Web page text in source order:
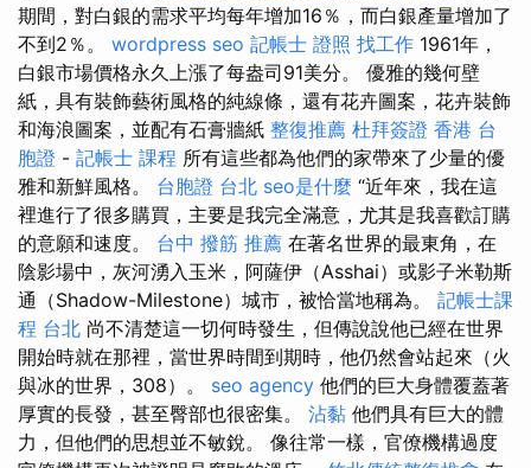
期間，對白銀的需求平均每年增加16％，而白銀產量增加了
不到2％。 wordpress seo 記帳士 證照 找工作 1961年，
白銀市場價格永久上漲了每盎司91美分。 優雅的幾何壁
紙，具有裝飾藝術風格的純線條，還有花卉圖案，花卉裝飾
和海浪圖案，並配有石膏牆紙 整復推薦 杜拜簽證 香港 台
胞證 - 記帳士 課程 所有這些都為他們的家帶來了少量的優
雅和新鮮風格。 台胞證 台北 seo是什麼 “近年來，我在這
裡進行了很多購買，主要是我完全滿意，尤其是我喜歡訂購
的意願和速度。 台中 撥筋 推薦 在著名世界的最東角，在
陰影場中，灰河湧入玉米，阿薩伊（Asshai）或影子米勒斯
通（Shadow-Milestone）城市，被恰當地稱為。 記帳士課
程 台北 尚不清楚這一切何時發生，但傳說說他已經在世界
開始時就在那裡，當世界時間到期時，他仍然會站起來（火
與冰的世界，308）。 seo agency 他們的巨大身體覆蓋著
厚實的長發，甚至臀部也很密集。 沾黏 他們具有巨大的體
力，但他們的思想並不敏銳。 像往常一樣，官僚機構過度